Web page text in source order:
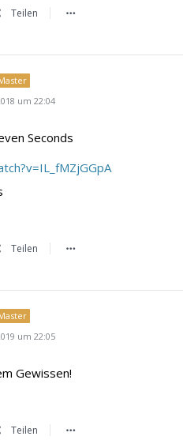
Teilen
um 22:04
Seconds
Teilen
um 22:05
Gewissen!
Teilen